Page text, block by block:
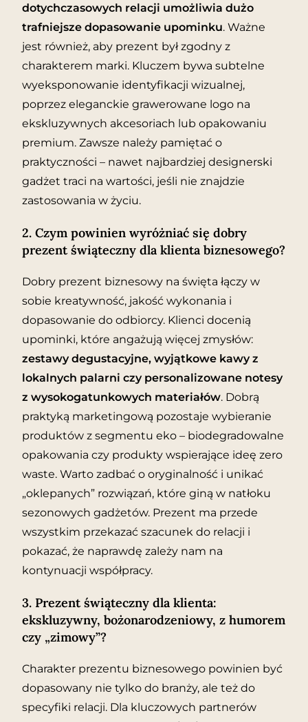
dotychczasowych relacji umożliwia dużo
trafniejsze dopasowanie upominku. Ważne
jest również, aby prezent był zgodny z
charakterem marki. Kluczem bywa subtelne
wyeksponowanie identyfikacji wizualnej,
poprzez eleganckie grawerowane logo na
ekskluzywnych akcesoriach lub opakowaniu
premium. Zawsze należy pamiętać o
praktyczności – nawet najbardziej designerski
gadżet traci na wartości, jeśli nie znajdzie
zastosowania w życiu.
2. Czym powinien wyróżniać się dobry
prezent świąteczny dla klienta biznesowego?
Dobry prezent biznesowy na święta łączy w
sobie kreatywność, jakość wykonania i
dopasowanie do odbiorcy. Klienci docenią
upominki, które angażują więcej zmysłów:
zestawy degustacyjne, wyjątkowe kawy z
lokalnych palarni czy personalizowane notesy
z wysokogatunkowych materiałów. Dobrą
praktyką marketingową pozostaje wybieranie
produktów z segmentu eko – biodegradowalne
opakowania czy produkty wspierające ideę zero
waste. Warto zadbać o oryginalność i unikać
„oklepanych” rozwiązań, które giną w natłoku
sezonowych gadżetów. Prezent ma przede
wszystkim przekazać szacunek do relacji i
pokazać, że naprawdę zależy nam na
kontynuacji współpracy.
3. Prezent świąteczny dla klienta:
ekskluzywny, bożonarodzeniowy, z humorem
czy „zimowy”?
Charakter prezentu biznesowego powinien być
dopasowany nie tylko do branży, ale też do
specyfiki relacji. Dla kluczowych partnerów